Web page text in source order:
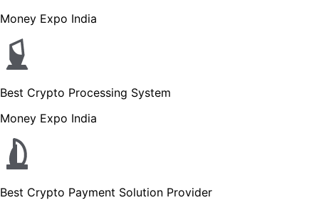
Money Expo India
Best Crypto Processing System
Money Expo India
Best Crypto Payment Solution Provider